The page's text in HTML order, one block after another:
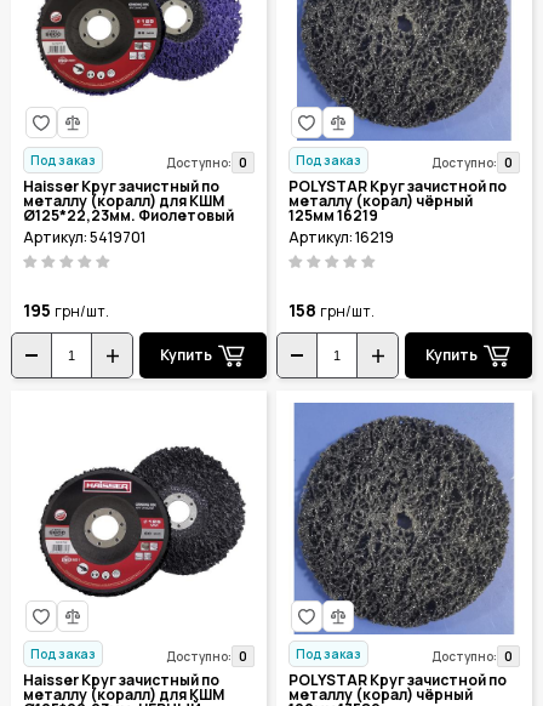
Под заказ Доступно: 0
Haisser Круг зачистный по
металлу (коралл) для КШМ
Ø125*22,23мм. Фиолетовый
5419701
Артикул: 5419701
195 грн/шт.
Купить
Под заказ Доступно: 0
POLYSTAR Круг зачистной по
металлу (корал) чёрный
125мм 16219
Артикул: 16219
158 грн/шт.
Купить
Под заказ Доступно: 0
Haisser Круг зачистный по
металлу (коралл) для КШМ
Под заказ Доступно: 0
POLYSTAR Круг зачистной по
металлу (корал) чёрный